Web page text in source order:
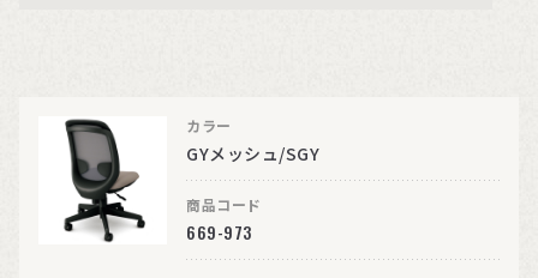
カラー
GYメッシュ/SGY
商品コード
669-973